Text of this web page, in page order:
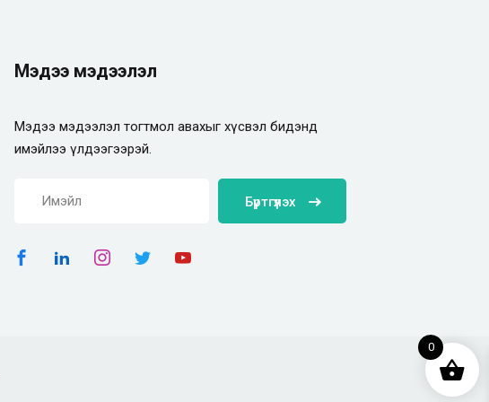
Мэдээ мэдээлэл
Мэдээ мэдээлэл тогтмол авахыг хүсвэл бидэнд
имэйлээ үлдээгээрэй.
Бүртгүүлэх
0